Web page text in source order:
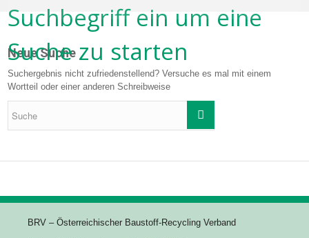
Suchbegriff ein um eine
Suche zu starten
Neue Suche
Suchergebnis nicht zufriedenstellend? Versuche es mal mit einem
Wortteil oder einer anderen Schreibweise
BRV – Österreichischer Baustoff-Recycling Verband